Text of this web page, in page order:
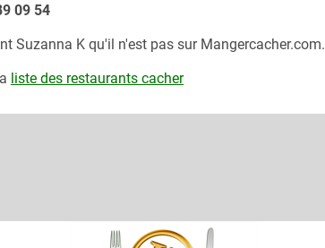
09 54
Suzanna K qu'il n'est pas sur Mangercacher.com.
liste des restaurants cacher